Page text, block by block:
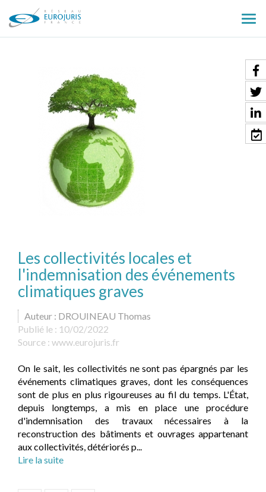
le
Les collectivités locales et
l'indemnisation des événements
climatiques graves
Auteur : DROUINEAU Thomas
Publié le : 10/02/2022
Source : www.eurojuris.fr
On le sait, les collectivités ne sont pas épargnés par les
événements climatiques graves, dont les conséquences
sont de plus en plus rigoureuses au fil du temps. L'État,
depuis longtemps, a mis en place une procédure
d'indemnisation des travaux nécessaires à la
reconstruction des bâtiments et ouvrages appartenant
aux collectivités, détériorés p...
Lire la suite